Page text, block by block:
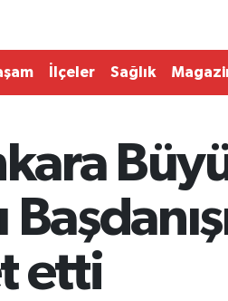
İlçeler Sağlık
etti